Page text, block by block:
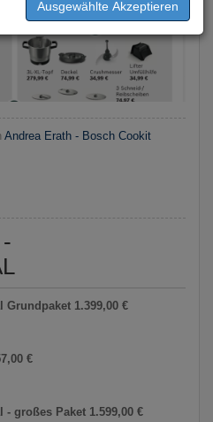
Andrea Erath - Bosch Cookit
Grundpaket 1.399,00 €
€
- großes Paket 1.599,00 €